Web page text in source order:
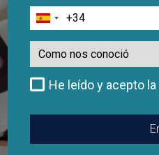
Teléfono
Como
nos
conoció
He leído y acepto la